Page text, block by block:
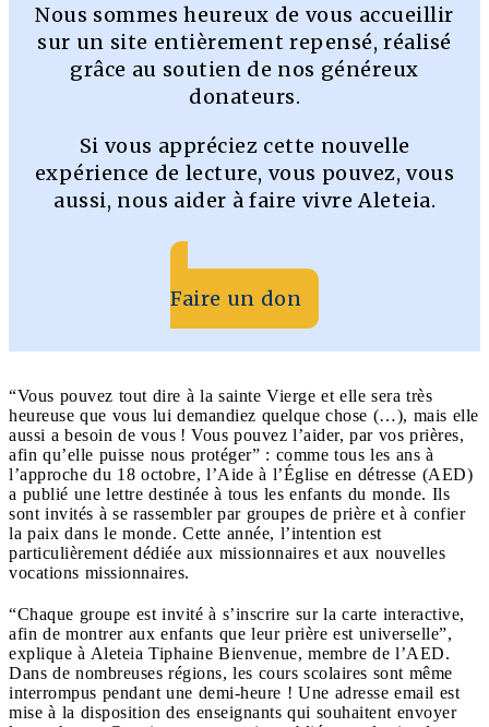
Nous sommes heureux de vous accueillir
sur un site entièrement repensé, réalisé
grâce au soutien de nos généreux
donateurs.
Si vous appréciez cette nouvelle
expérience de lecture, vous pouvez, vous
aussi, nous aider à faire vivre Aleteia.
Faire un don
“Vous pouvez tout dire à la sainte Vierge et elle sera très
heureuse que vous lui demandiez quelque chose (…), mais elle
aussi a besoin de vous ! Vous pouvez l’aider, par vos prières,
afin qu’elle puisse nous protéger” : comme tous les ans à
l’approche du 18 octobre, l’Aide à l’Église en détresse (AED)
a publié une lettre destinée à tous les enfants du monde. Ils
sont invités à se rassembler par groupes de prière et à confier
la paix dans le monde. Cette année, l’intention est
particulièrement dédiée aux missionnaires et aux nouvelles
vocations missionnaires.
“Chaque groupe est invité à s’inscrire sur la carte interactive,
afin de montrer aux enfants que leur prière est universelle”,
explique à Aleteia Tiphaine Bienvenue, membre de l’AED.
Dans de nombreuses régions, les cours scolaires sont même
interrompus pendant une demi-heure ! Une adresse email est
mise à la disposition des enseignants qui souhaitent envoyer